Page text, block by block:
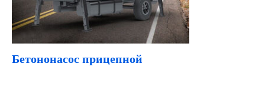
Бетононасос прицепной